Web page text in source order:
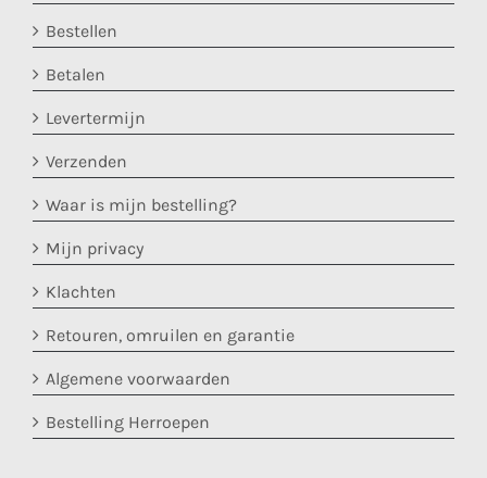
Bestellen
Betalen
Levertermijn
Verzenden
Waar is mijn bestelling?
Mijn privacy
Klachten
Retouren, omruilen en garantie
Algemene voorwaarden
Bestelling Herroepen